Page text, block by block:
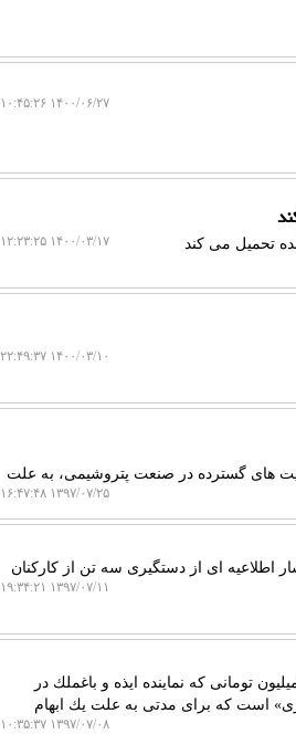
۱۴۰۰/۰۶/۲۷ ۱۰:۴۵:۲۶
تحمیل می كند ۱۴۰۰/۰۳/۱۷ ۱۲:۲۳:۲۵
۱۴۰۰/۰۳/۱۰ ۲۲:۴۹:۳۷
های گسترده در صنعت پتروشیمی، به علت
۱۳۹۷/۰۷/۲۵ ۱۶:۴۷:۴۸
اطلاعیه ای از دستگیری سه تن از كاركنان
۱۳۹۷/۰۷/۱۱ ۱۹:۳۴:۲۱
نفت و گاز: تهران- وزارت نفت اعلام نمود فیش های حقوقی 16میلیون تومانی كه نماینده ایذه و باغملك در
«بدون احتساب 120 ساعت اضافه كاری» است كه برای مدتی به علت یك ابهام
۱۳۹۷/۰۷/۰۸ ۱۰:۳۵:۳۷